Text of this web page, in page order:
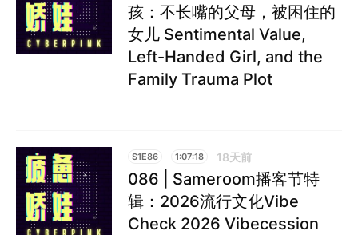
孩：不长嘴的父母，被困住的
女儿 Sentimental Value,
Left-Handed Girl, and the
Family Trauma Plot
S1E86 1:07:18 18天前
086 | Sameroom播客节特
辑：2026流行文化Vibe
Check 2026 Vibecession